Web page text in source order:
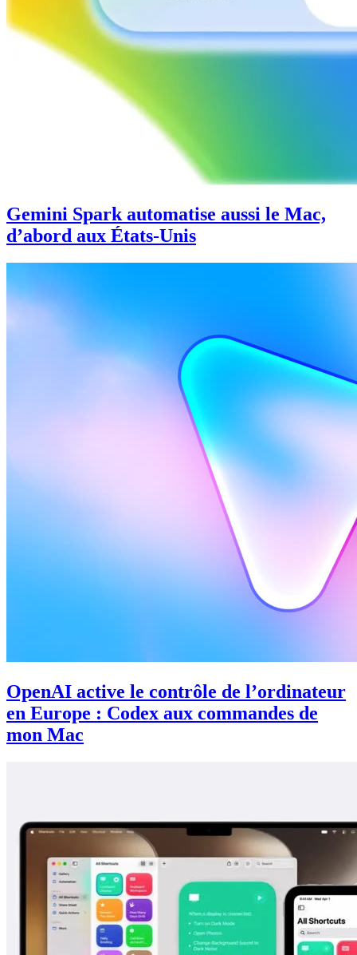
Gemini Spark automatise aussi le Mac,
d’abord aux États-Unis
OpenAI active le contrôle de l’ordinateur
en Europe : Codex aux commandes de
mon Mac